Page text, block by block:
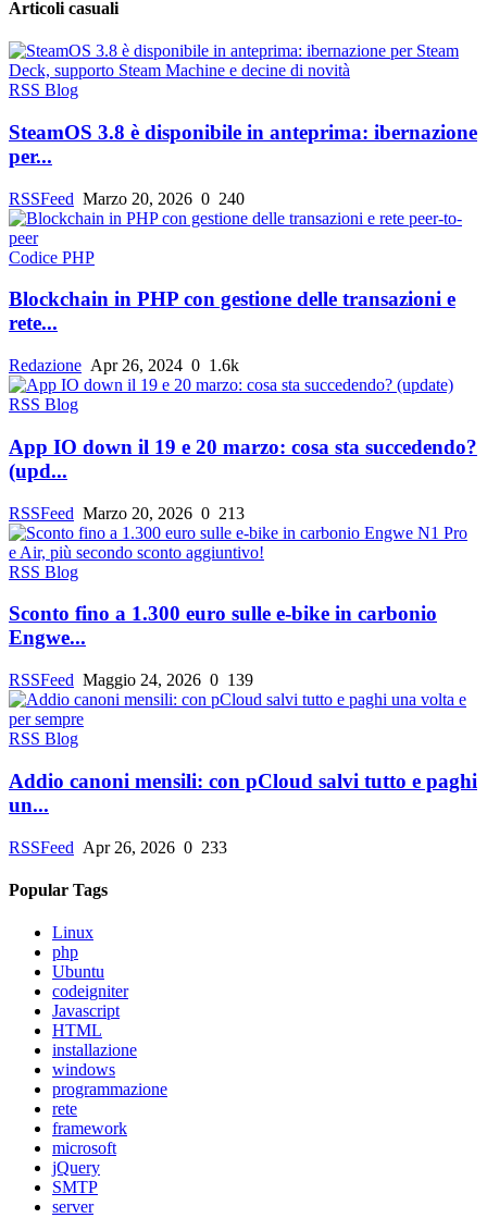
Articoli casuali
RSS Blog
SteamOS 3.8 è disponibile in anteprima: ibernazione
per...
RSSFeed Marzo 20, 2026 0 240
Codice PHP
Blockchain in PHP con gestione delle transazioni e
rete...
Redazione Apr 26, 2024 0 1.6k
RSS Blog
App IO down il 19 e 20 marzo: cosa sta succedendo?
(upd...
RSSFeed Marzo 20, 2026 0 213
RSS Blog
Sconto fino a 1.300 euro sulle e-bike in carbonio
Engwe...
RSSFeed Maggio 24, 2026 0 139
RSS Blog
Addio canoni mensili: con pCloud salvi tutto e paghi
un...
RSSFeed Apr 26, 2026 0 233
Popular Tags
Linux
php
Ubuntu
codeigniter
Javascript
HTML
installazione
windows
programmazione
rete
framework
microsoft
jQuery
SMTP
server